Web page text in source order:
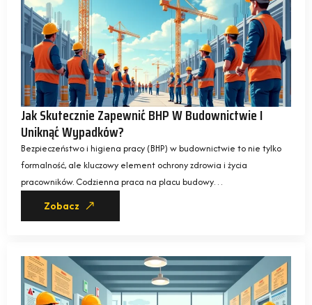
Jak Skutecznie Zapewnić BHP W Budownictwie I
Uniknąć Wypadków?
Bezpieczeństwo i higiena pracy (BHP) w budownictwie to nie tylko
formalność, ale kluczowy element ochrony zdrowia i życia
pracowników. Codzienna praca na placu budowy…
Zobacz